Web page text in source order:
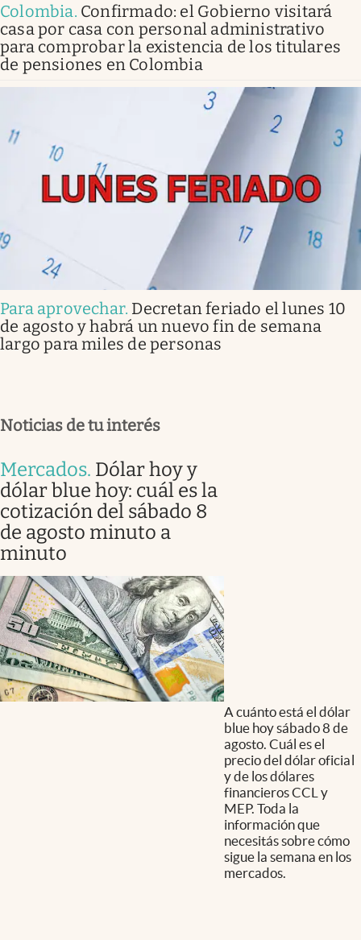
Colombia. Confirmado: el Gobierno visitará
casa por casa con personal administrativo
para comprobar la existencia de los titulares
de pensiones en Colombia
Para aprovechar. Decretan feriado el lunes 10
de agosto y habrá un nuevo fin de semana
largo para miles de personas
Noticias de tu interés
Mercados. Dólar hoy y
dólar blue hoy: cuál es la
cotización del sábado 8
de agosto minuto a
minuto
A cuánto está el dólar
blue hoy sábado 8 de
agosto. Cuál es el
precio del dólar oficial
y de los dólares
financieros CCL y
MEP. Toda la
información que
necesitás sobre cómo
sigue la semana en los
mercados.